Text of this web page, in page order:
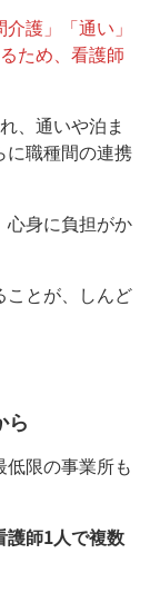
護」「通い」
ため、看護師
、通いや泊ま
に職種間の連携
心身に負担がか
ことが、しんど
ら
限の事業所も
護師1人で複数